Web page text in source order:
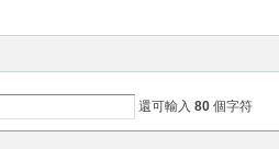
還可輸入 80 個字符